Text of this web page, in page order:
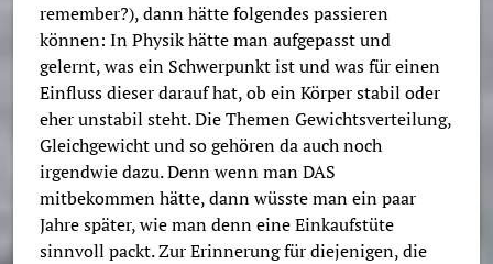
remember?), dann hätte folgendes passieren
können: In Physik hätte man aufgepasst und
gelernt, was ein Schwerpunkt ist und was für einen
Einfluss dieser darauf hat, ob ein Körper stabil oder
eher unstabil steht. Die Themen Gewichtsverteilung,
Gleichgewicht und so gehören da auch noch
irgendwie dazu. Denn wenn man DAS
mitbekommen hätte, dann wüsste man ein paar
Jahre später, wie man denn eine Einkaufstüte
sinnvoll packt. Zur Erinnerung für diejenigen, die